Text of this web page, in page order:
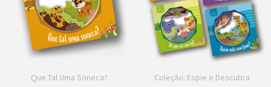
Que Tal Uma Soneca?
Coleção: Espie e Descubra